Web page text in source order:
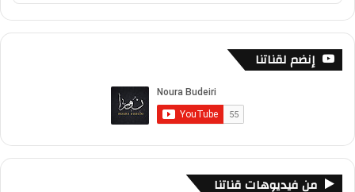
Information
إنضم لقناتنا
من فيديوهات قناتنا